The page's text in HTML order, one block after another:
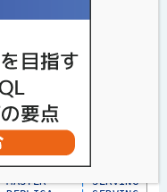
------------+--
MASTER
REPLICA
RDONLY
MASTER
REPLICA
RDONLY
REPLICA
RDONLY |
MASTER | SERVING |